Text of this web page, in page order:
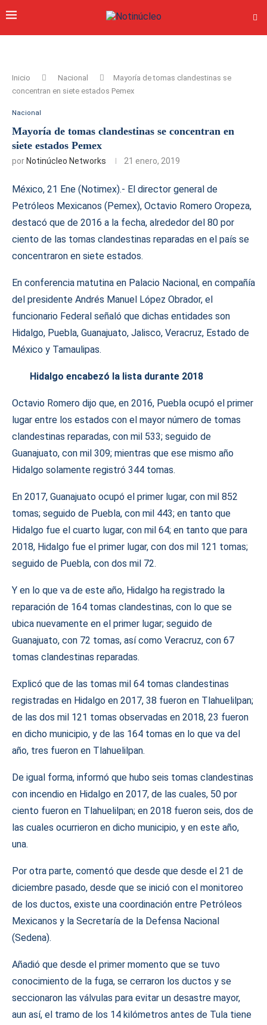
Inicio Nacional
Mayoría de tomas clandestinas se
concentran en siete estados Pemex
Nacional
Mayoría de tomas clandestinas se concentran en
siete estados Pemex
por Notinúcleo Networks 21 enero, 2019
México, 21 Ene (Notimex).- El director general de
Petróleos Mexicanos (Pemex), Octavio Romero Oropeza,
destacó que de 2016 a la fecha, alrededor del 80 por
ciento de las tomas clandestinas reparadas en el país se
concentraron en siete estados.
En conferencia matutina en Palacio Nacional, en compañía
del presidente Andrés Manuel López Obrador, el
funcionario Federal señaló que dichas entidades son
Hidalgo, Puebla, Guanajuato, Jalisco, Veracruz, Estado de
México y Tamaulipas.
Hidalgo encabezó la lista durante 2018
Octavio Romero dijo que, en 2016, Puebla ocupó el primer
lugar entre los estados con el mayor número de tomas
clandestinas reparadas, con mil 533; seguido de
Guanajuato, con mil 309; mientras que ese mismo año
Hidalgo solamente registró 344 tomas.
En 2017, Guanajuato ocupó el primer lugar, con mil 852
tomas; seguido de Puebla, con mil 443; en tanto que
Hidalgo fue el cuarto lugar, con mil 64; en tanto que para
2018, Hidalgo fue el primer lugar, con dos mil 121 tomas;
seguido de Puebla, con dos mil 72.
Y en lo que va de este año, Hidalgo ha registrado la
reparación de 164 tomas clandestinas, con lo que se
ubica nuevamente en el primer lugar; seguido de
Guanajuato, con 72 tomas, así como Veracruz, con 67
tomas clandestinas reparadas.
Explicó que de las tomas mil 64 tomas clandestinas
registradas en Hidalgo en 2017, 38 fueron en Tlahuelilpan;
de las dos mil 121 tomas observadas en 2018, 23 fueron
en dicho municipio, y de las 164 tomas en lo que va del
año, tres fueron en Tlahuelilpan.
De igual forma, informó que hubo seis tomas clandestinas
con incendio en Hidalgo en 2017, de las cuales, 50 por
ciento fueron en Tlahuelilpan; en 2018 fueron seis, dos de
las cuales ocurrieron en dicho municipio, y en este año,
una.
Por otra parte, comentó que desde que desde el 21 de
diciembre pasado, desde que se inició con el monitoreo
de los ductos, existe una coordinación entre Petróleos
Mexicanos y la Secretaría de la Defensa Nacional
(Sedena).
Añadió que desde el primer momento que se tuvo
conocimiento de la fuga, se cerraron los ductos y se
seccionaron las válvulas para evitar un desastre mayor,
aun así, el tramo de los 14 kilómetros antes de Tula tiene